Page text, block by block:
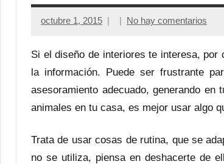
octubre 1, 2015 No hay comentarios
Si el diseño de interiores te interesa,
la información. Puede ser frustrante
asesoramiento adecuado, generando
animales en tu casa, es mejor usar algo
Trata de usar cosas de rutina, que se
no se utiliza, piensa en deshacerte de